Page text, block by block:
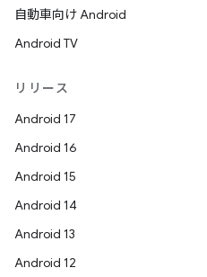
自動車向け Android
Android TV
リリース
Android 17
Android 16
Android 15
Android 14
Android 13
Android 12